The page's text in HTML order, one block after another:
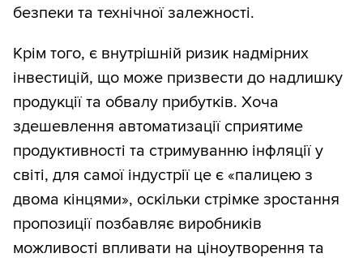
безпеки та технічної залежності.
Крім того, є внутрішній ризик надмірних
інвестицій, що може призвести до надлишку
продукції та обвалу прибутків. Хоча
здешевлення автоматизації сприятиме
продуктивності та стримуванню інфляції у
світі, для самої індустрії це є «палицею з
двома кінцями», оскільки стрімке зростання
пропозиції позбавляє виробників
можливості впливати на ціноутворення та